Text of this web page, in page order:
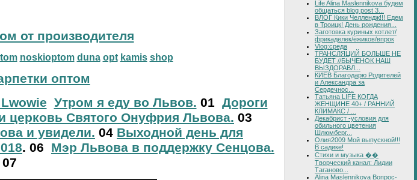
от производителя
noskioptom duna opt kamis shop
оптом
Утром я еду во Львов. 01 Дороги
церковь Святого Онуфрия Львова. 03
и увидели. 04 Выходной день для
. 06 Мэр Львова в поддержку Сенцова.
07
Life Alina Maslennikova будем
общаться blog post 3...
ВЛОГ Кики Челлендж!!! Едем
в Троицк! День рождения...
Заготовка куриных котлет/
фрикаделек/ёжиков/впрок
Vlog:среда
ТРАНСЛЯЦИЙ БОЛЬШЕ НЕ
БУДЕТ //БЫЧЕНОК НАШ
ВЫЗДОРАВЛ...
КИЕВ Благодарю Родителей
и Александра за
Сердечнос...
Татьяна LIFE КОГДА
ЖЕНЩИНЕ 40+ / РАННИЙ
КЛИМАКС / ...
Декабрист -условия для
обильного цветения
Шлюмберг...
Олия2009 Мой выпускной!!!
В садике!
Стихи и музыка ��
Творческий канал: Лидии
Таганово...
Alina Maslennikova Вопрос-